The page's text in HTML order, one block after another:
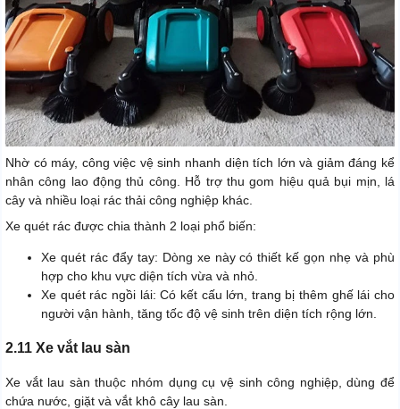
Nhờ có máy, công việc vệ sinh nhanh diện tích lớn và giảm đáng kể
nhân công lao động thủ công. Hỗ trợ thu gom hiệu quả bụi mịn, lá
cây và nhiều loại rác thải công nghiệp khác.
Xe quét rác được chia thành 2 loại phổ biến:
Xe quét rác đẩy tay: Dòng xe này có thiết kế gọn nhẹ và phù
hợp cho khu vực diện tích vừa và nhỏ.
Xe quét rác ngồi lái: Có kết cấu lớn, trang bị thêm ghế lái cho
người vận hành, tăng tốc độ vệ sinh trên diện tích rộng lớn.
2.11 Xe vắt lau sàn
Xe vắt lau sàn thuộc nhóm dụng cụ vệ sinh công nghiệp, dùng để
chứa nước, giặt và vắt khô cây lau sàn.